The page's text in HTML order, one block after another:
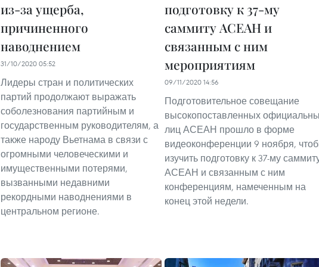
из-за ущерба,
причиненного
наводнением
31/10/2020 05:52
Лидеры стран и политических
партий продолжают выражать
соболезнования партийным и
государственным руководителям, а
также народу Вьетнама в связи с
огромными человеческими и
имущественными потерями,
вызванными недавними
рекордными наводнениями в
центральном регионе.
подготовку к 37-му
саммиту АСЕАН и
связанным с ним
мероприятиям
09/11/2020 14:56
Подготовительное совещание
высокопоставленных
лиц АСЕАН прошло в форме
видеоконференции 9 ноября,
изучить подготовку к 37-му
АСЕАН и связанным с ним
конференциям, намеченным на
конец этой недели.